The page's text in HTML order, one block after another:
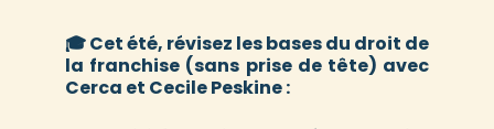
🎓 Cet été, révisez les bases du droit de
la franchise (sans prise de tête) avec
Cerca et Cecile Peskine :